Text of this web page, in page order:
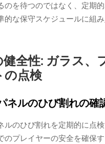
のを待つのではなく、定期
的な保守スケジュールに組
全性: ガラス、
の点検
ネルのひび割れの確
ルのひび割れを定期的に点
のプレイヤーの安全を確保